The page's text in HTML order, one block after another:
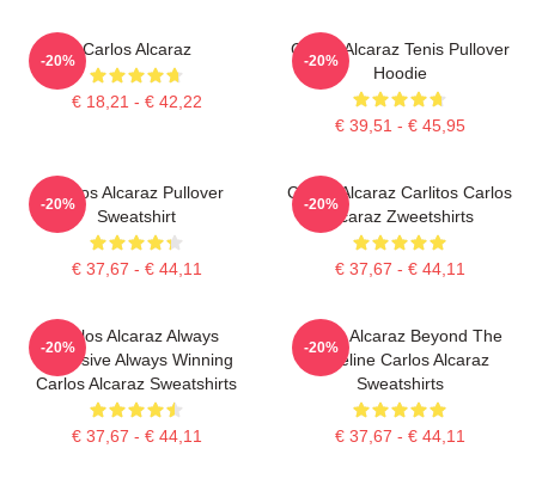
Carlos Alcaraz
€ 18,21 - € 42,22
-20%
Carlos Alcaraz Tenis Pullover
Hoodie
€ 39,51 - € 45,95
-20%
Carlos Alcaraz Pullover
Sweatshirt
€ 37,67 - € 44,11
-20%
Carlos Alcaraz Carlitos Carlos
Alcaraz Zweetshirts
€ 37,67 - € 44,11
-20%
Carlos Alcaraz Always
Explosive Always Winning
Carlos Alcaraz Sweatshirts
€ 37,67 - € 44,11
-20%
Carlos Alcaraz Beyond The
Baseline Carlos Alcaraz
Sweatshirts
€ 37,67 - € 44,11
-20%